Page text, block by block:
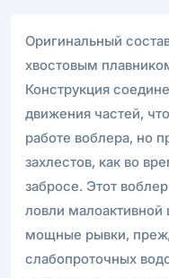
Оригинальный
хвостовым
Конструкция
движения частей,
работе воблера, но
захлестов, как во
забросе. Этот
ловли
мощные рывки,
слабопроточных